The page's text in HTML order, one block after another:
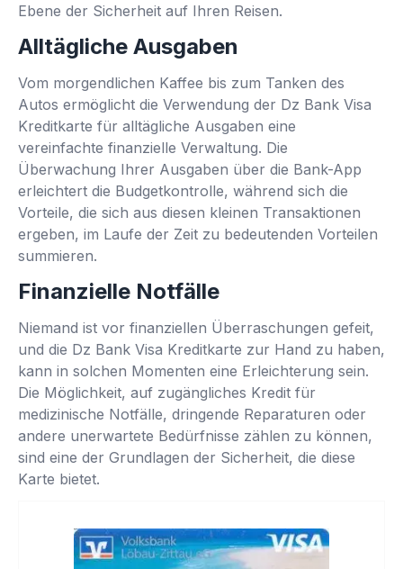
Ebene der Sicherheit auf Ihren Reisen.
Alltägliche Ausgaben
Vom morgendlichen Kaffee bis zum Tanken des
Autos ermöglicht die Verwendung der Dz Bank Visa
Kreditkarte für alltägliche Ausgaben eine
vereinfachte finanzielle Verwaltung. Die
Überwachung Ihrer Ausgaben über die Bank-App
erleichtert die Budgetkontrolle, während sich die
Vorteile, die sich aus diesen kleinen Transaktionen
ergeben, im Laufe der Zeit zu bedeutenden Vorteilen
summieren.
Finanzielle Notfälle
Niemand ist vor finanziellen Überraschungen gefeit,
und die Dz Bank Visa Kreditkarte zur Hand zu haben,
kann in solchen Momenten eine Erleichterung sein.
Die Möglichkeit, auf zugängliches Kredit für
medizinische Notfälle, dringende Reparaturen oder
andere unerwartete Bedürfnisse zählen zu können,
sind eine der Grundlagen der Sicherheit, die diese
Karte bietet.